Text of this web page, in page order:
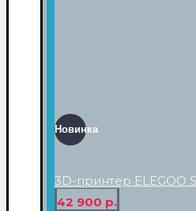
Новинка
3D-принтер ELEGOO
42 900 р.